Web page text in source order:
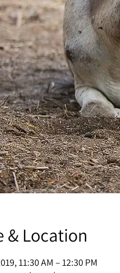
& Location
11:30 AM – 12:30 PM